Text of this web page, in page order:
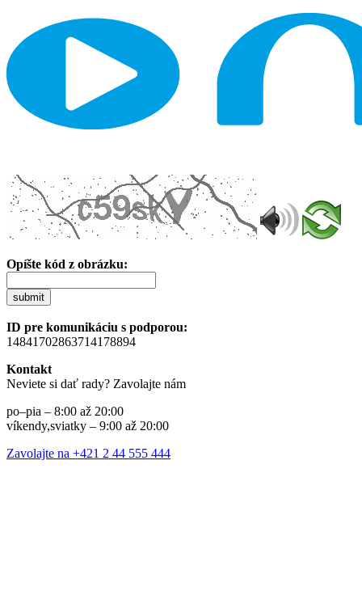
Opíšte kód z obrázku:
submit
ID pre komunikáciu s podporou:
14841702863714178894
Kontakt
Neviete si dať rady? Zavolajte nám
po–pia – 8:00 až 20:00
víkendy,sviatky – 9:00 až 20:00
Zavolajte na +421 2 44 555 444